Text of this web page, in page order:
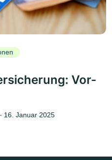
Vor-
‧ 16. Januar 2025